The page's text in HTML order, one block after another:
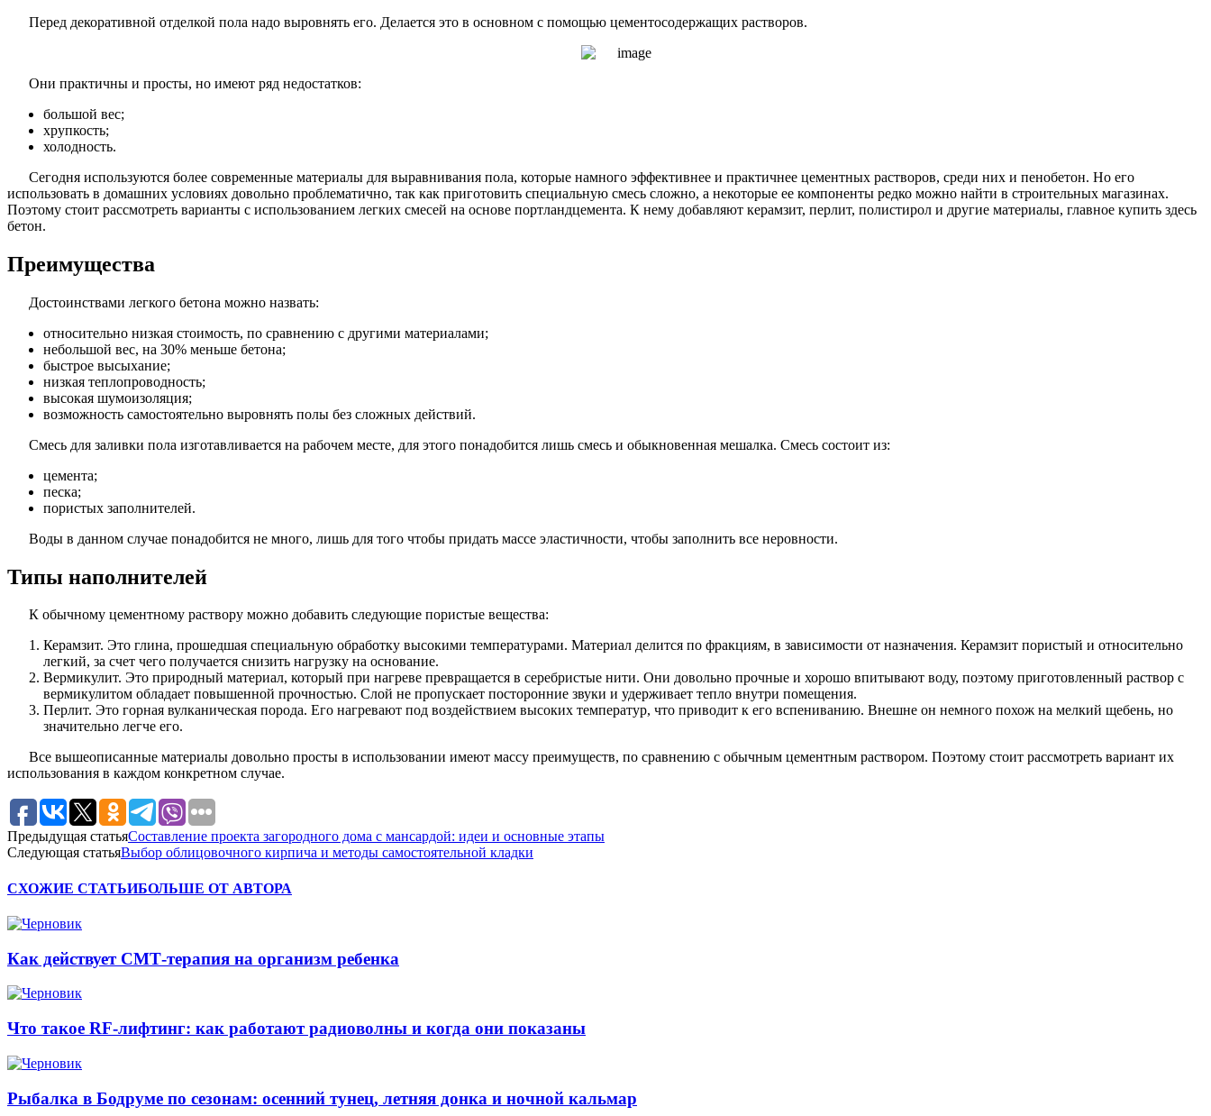
Перед декоративной отделкой пола надо выровнять его. Делается это в основном с помощью цементосодержащих растворов.
Они практичны и просты, но имеют ряд недостатков:
большой вес;
хрупкость;
холодность.
Сегодня используются более современные материалы для выравнивания пола, которые намного эффективнее и практичнее цементных растворов, среди них и пенобетон. Но его
использовать в домашних условиях довольно проблематично, так как приготовить специальную смесь сложно, а некоторые ее компоненты редко можно найти в строительных магазинах.
Поэтому стоит рассмотреть варианты с использованием легких смесей на основе портландцемента. К нему добавляют керамзит, перлит, полистирол и другие материалы, главное купить здесь
бетон.
Преимущества
Достоинствами легкого бетона можно назвать:
относительно низкая стоимость, по сравнению с другими материалами;
небольшой вес, на 30% меньше бетона;
быстрое высыхание;
низкая теплопроводность;
высокая шумоизоляция;
возможность самостоятельно выровнять полы без сложных действий.
Смесь для заливки пола изготавливается на рабочем месте, для этого понадобится лишь смесь и обыкновенная мешалка. Смесь состоит из:
цемента;
песка;
пористых заполнителей.
Воды в данном случае понадобится не много, лишь для того чтобы придать массе эластичности, чтобы заполнить все неровности.
Типы наполнителей
К обычному цементному раствору можно добавить следующие пористые вещества:
Керамзит. Это глина, прошедшая специальную обработку высокими температурами. Материал делится по фракциям, в зависимости от назначения. Керамзит пористый и относительно
легкий, за счет чего получается снизить нагрузку на основание.
Вермикулит. Это природный материал, который при нагреве превращается в серебристые нити. Они довольно прочные и хорошо впитывают воду, поэтому приготовленный раствор с
вермикулитом обладает повышенной прочностью. Слой не пропускает посторонние звуки и удерживает тепло внутри помещения.
Перлит. Это горная вулканическая порода. Его нагревают под воздействием высоких температур, что приводит к его вспениванию. Внешне он немного похож на мелкий щебень, но
значительно легче его.
Все вышеописанные материалы довольно просты в использовании имеют массу преимуществ, по сравнению с обычным цементным раствором. Поэтому стоит рассмотреть вариант их
использования в каждом конкретном случае.
Предыдущая статьяСоставление проекта загородного дома с мансардой: идеи и основные этапы
Следующая статьяВыбор облицовочного кирпича и методы самостоятельной кладки
СХОЖИЕ СТАТЬИБОЛЬШЕ ОТ АВТОРА
Как действует СМТ-терапия на организм ребенка
Что такое RF-лифтинг: как работают радиоволны и когда они показаны
Рыбалка в Бодруме по сезонам: осенний тунец, летняя донка и ночной кальмар